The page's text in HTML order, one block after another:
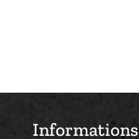
Informations